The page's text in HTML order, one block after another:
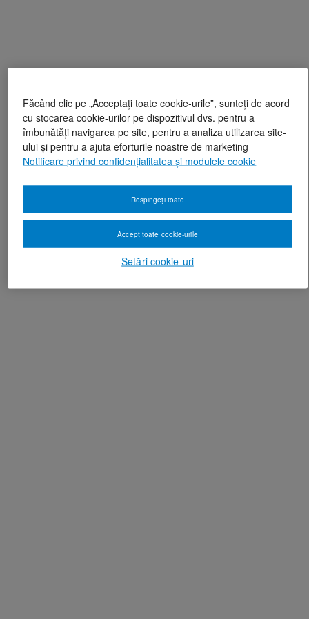
Făcând clic pe „Acceptați toate cookie-urile”, sunteți de acord
cu stocarea cookie-urilor pe dispozitivul dvs. pentru a
îmbunătăți navigarea pe site, pentru a analiza utilizarea site-
ului și pentru a ajuta eforturile noastre de marketing
Notificare privind confidențialitatea și modulele cookie
Setări cookie-uri
Respingeți toate
Accept toate cookie-urile